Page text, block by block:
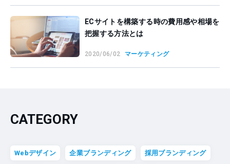
ECサイトを構築する時の費用感や相場を
把握する方法とは
2020/06/02 マーケティング
CATEGORY
Webデザイン 企業ブランディング 採用ブランディング